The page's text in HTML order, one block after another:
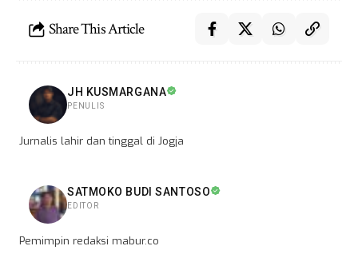
Share This Article
JH KUSMARGANA
PENULIS
Jurnalis lahir dan tinggal di Jogja
SATMOKO BUDI SANTOSO
EDITOR
Pemimpin redaksi mabur.co